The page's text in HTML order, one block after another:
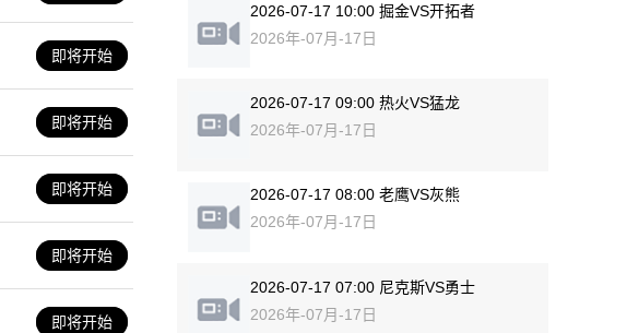
即将开始
即将开始
即将开始
即将开始
即将开始
2026-07-17 10:00 掘金VS开拓者
2026年-07月-17日
2026-07-17 09:00 热火VS猛龙
2026年-07月-17日
2026-07-17 08:00 老鹰VS灰熊
2026年-07月-17日
2026-07-17 07:00 尼克斯VS勇士
2026年-07月-17日